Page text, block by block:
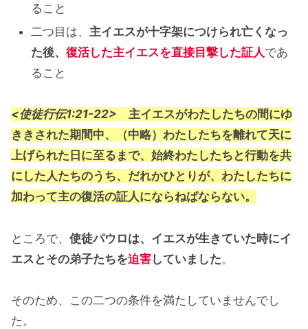
ること
二つ目は、 主イエスが十字架につけられ亡くなっ
た後、復活した主イエスを直接目撃した証人であ
ること
<使徒行伝1:21-22> 主イエスがわたしたちの間にゆ
ききされた期間中、（中略）わたしたちを離れて天に
上げられた日に至るまで、始終わたしたちと行動を共
にした人たちのうち、だれかひとりが、わたしたちに
加わって主の復活の証人にならねばならない。
ところで、 使徒パウロは、イエスが生きていた時にイ
エスとその弟子たちを迫害していました。
そのため、この二つの条件を満たしていませんでし
た。